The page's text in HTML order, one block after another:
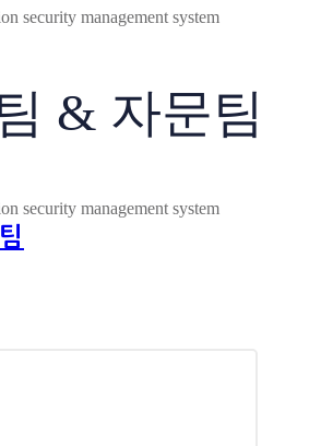
& 자문팀
security management system
System Planning &
& WhiteHacker / 13 Years